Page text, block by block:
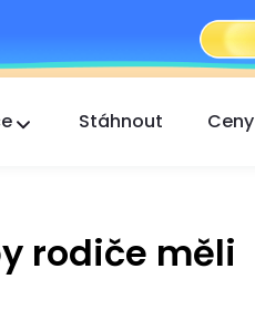
Stáhnout Ceny
rodiče měli